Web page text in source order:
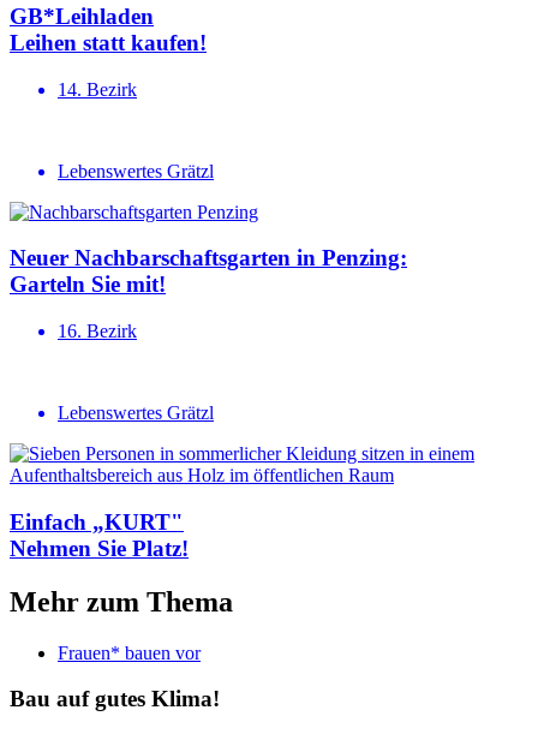
GB*Leihladen
Leihen statt kaufen!
14. Bezirk
Lebenswertes Grätzl
Neuer Nachbar­schafts­garten in Penzing:
Garteln Sie mit!
16. Bezirk
Lebenswertes Grätzl
Einfach „KURT"
Nehmen Sie Platz!
Mehr zum Thema
Frauen* bauen vor
Bau auf gutes Klima!